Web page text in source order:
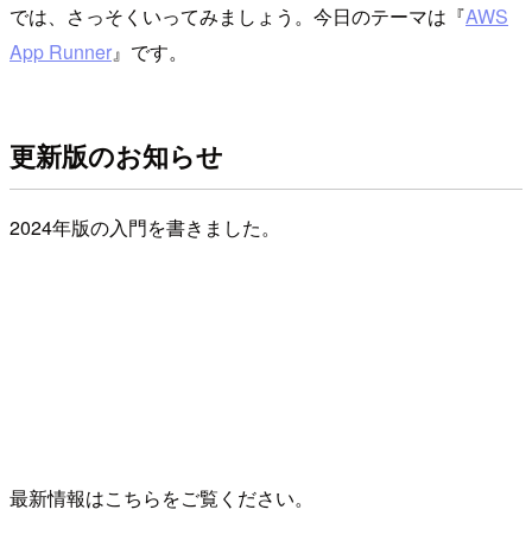
では、さっそくいってみましょう。今日のテーマは『AWS
App Runner』です。
更新版のお知らせ
2024年版の入門を書きました。
最新情報はこちらをご覧ください。